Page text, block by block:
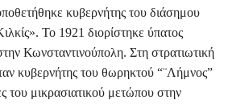
κυβερνήτης του διάσημου
Το 1921 διορίστηκε ύπατος
Κωνσταντινούπολη. Στη στρατιωτική
κυβερνήτης του θωρηκτού “¨Λήμνος”
του μικρασιατικού μετώπου στην